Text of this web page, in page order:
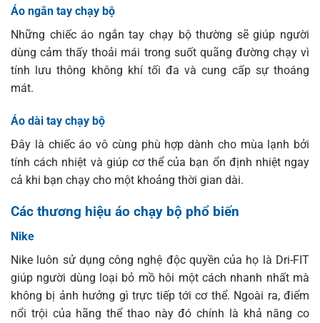
Áo ngắn tay chạy bộ
Những chiếc áo ngắn tay chạy bộ thường sẽ giúp người
dùng cảm thấy thoải mái trong suốt quãng đường chạy vì
tính lưu thông không khí tối đa và cung cấp sự thoáng
mát.
Áo dài tay chạy bộ
Đây là chiếc áo vô cùng phù hợp dành cho mùa lạnh bởi
tính cách nhiệt và giúp cơ thể của bạn ổn định nhiệt ngay
cả khi bạn chạy cho một khoảng thời gian dài.
Các thương hiệu áo chạy bộ phổ biến
Nike
Nike luôn sử dụng công nghệ độc quyền của họ là Dri-FIT
giúp người dùng loại bỏ mồ hôi một cách nhanh nhất mà
không bị ảnh hưởng gì trực tiếp tới cơ thể. Ngoài ra, điểm
nổi trội của hãng thể thao này đó chính là khả năng co